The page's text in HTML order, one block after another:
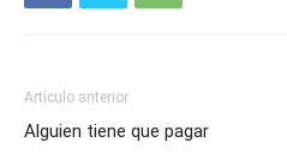
Artículo anterior
Alguien tiene que pagar